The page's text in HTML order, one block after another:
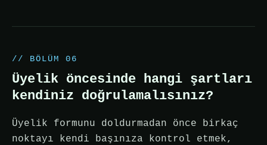
// BÖLÜM 06
Üyelik öncesinde hangi şartları
kendiniz doğrulamalısınız?
Üyelik formunu doldurmadan önce birkaç
noktayı kendi başınıza kontrol etmek,